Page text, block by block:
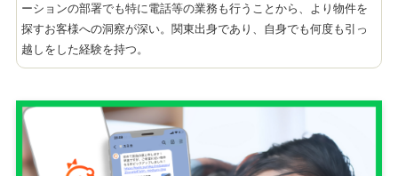
ーションの部署でも特に電話等の業務も行うことから、より物件を
探すお客様への洞察が深い。関東出身であり、自身でも何度も引っ
越しをした経験を持つ。